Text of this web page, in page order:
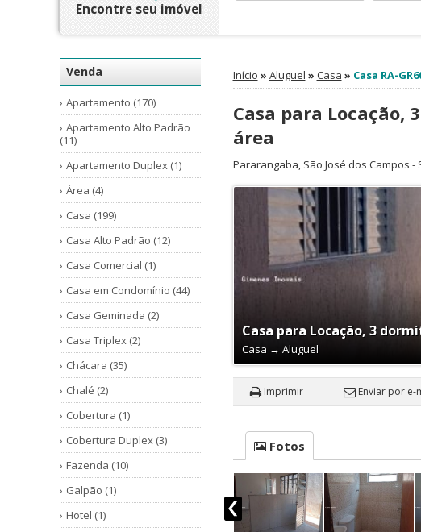
Encontre seu imóvel
Início » Aluguel » Casa » Casa RA-
Casa para Locação,
área
Pararangaba, São José dos Campos -
Casa para Locação, 3
Casa → Aluguel
Imprimir Enviar por e-
Fotos
Venda
Apartamento (170)
Apartamento Alto Padrão
(11)
Apartamento Duplex (1)
Área (4)
Casa (199)
Casa Alto Padrão (12)
Casa Comercial (1)
Casa em Condomínio (44)
Casa Geminada (2)
Casa Triplex (2)
Chácara (35)
Chalé (2)
Cobertura (1)
Cobertura Duplex (3)
Fazenda (10)
Galpão (1)
Hotel (1)